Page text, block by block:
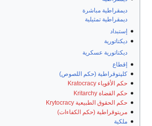
ديمقراطية مباشرة
ديمقراطية تمثيلية
إستبداد
ديكتاتورية
ديكتاتورية عسكرية
إقطاع
كلپتوقراطية (حكم اللصوص)
حكم الأقوياء Kratocracy
حكم القضاة Kritarchy
حكم الحقوق الطبيعية Krytocracy
مريتوقراطية (حكم الكفاءات)
ملكية